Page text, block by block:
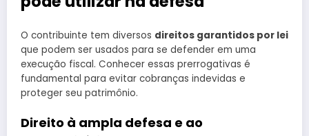
O contribuinte tem diversos direitos garantidos por lei
que podem ser usados para se defender em uma
execução fiscal. Conhecer essas prerrogativas é
fundamental para evitar cobranças indevidas e
proteger seu patrimônio.
Direito à ampla defesa e ao